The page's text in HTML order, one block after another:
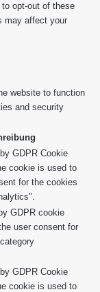
opt-out of these
may affect your
website to function
and security
GDPR Cookie
cookie is used to
for the cookies
GDPR cookie
user consent for
GDPR Cookie
cookie is used to